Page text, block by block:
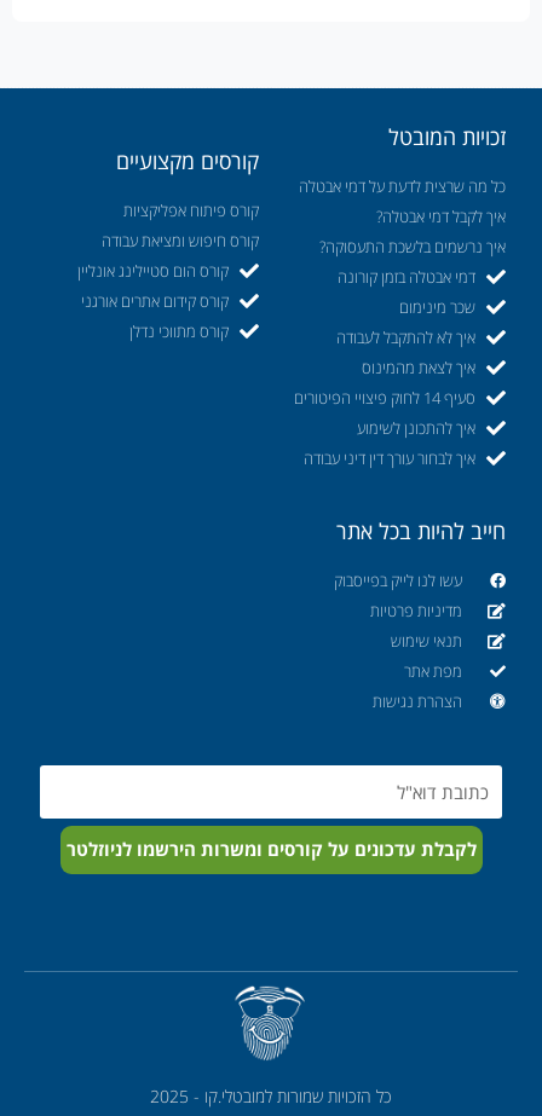
זכויות המובטל
כל מה שרצית לדעת על דמי אבטלה
איך לקבל דמי אבטלה?
איך נרשמים בלשכת התעסוקה?
דמי אבטלה בזמן קורונה
שכר מינימום
איך לא להתקבל לעבודה
איך לצאת מהמינוס
סעיף 14 לחוק פיצויי הפיטורים
איך להתכונן לשימוע
איך לבחור עורך דין דיני עבודה
קורסים מקצועיים
קורס פיתוח אפליקציות
קורס חיפוש ומציאת עבודה
קורס הום סטיילינג אונליין
קורס קידום אתרים אורגני
קורס מתווכי נדלן
חייב להיות בכל אתר
עשו לנו לייק בפייסבוק
מדיניות פרטיות
תנאי שימוש
מפת אתר
הצהרת נגישות
Email
לקבלת עדכונים על קורסים ומשרות הירשמו לניוזלטר
כל הזכויות שמורות למובטלי.קו - 2025